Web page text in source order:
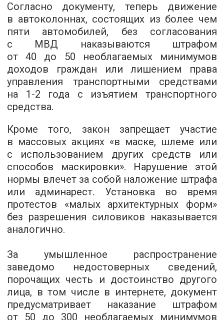
Согласно документу, теперь движение
в автоколоннах, состоящих из более чем
пяти автомобилей, без согласования
с МВД наказываются штрафом
от 40 до 50 необлагаемых минимумов
доходов граждан или лишением права
управления транспортными средствами
на 1-2 года с изъятием транспортного
средства.
Кроме того, закон запрещает участие
в массовых акциях «в маске, шлеме или
с использованием других средств или
способов маскировки». Нарушение этой
нормы влечет за собой наложение штрафа
или админарест. Установка во время
протестов «малых архитектурных форм»
без разрешения силовиков наказывается
аналогично.
За умышленное распространение
заведомо недостоверных сведений,
порочащих честь и достоинство другого
лица, в том числе в интернете, документ
предусматривает наказание штрафом
от 50 до 300 необлагаемых минимумов